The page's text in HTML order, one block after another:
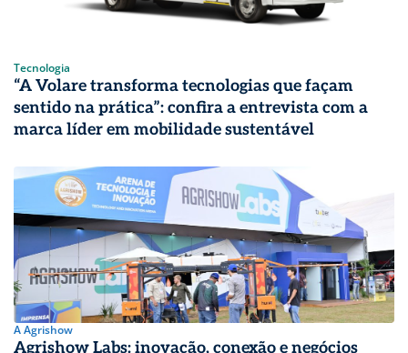
Tecnologia
“A Volare transforma tecnologias que façam
sentido na prática”: confira a entrevista com a
marca líder em mobilidade sustentável
A Agrishow
Agrishow Labs: inovação, conexão e negócios